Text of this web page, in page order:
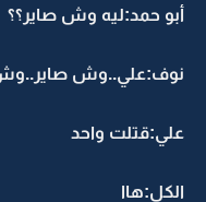
أبو حمد:ليه وش صاير؟؟
نوف:علي..وش
علي:قتلت واحد
الكل:هاا